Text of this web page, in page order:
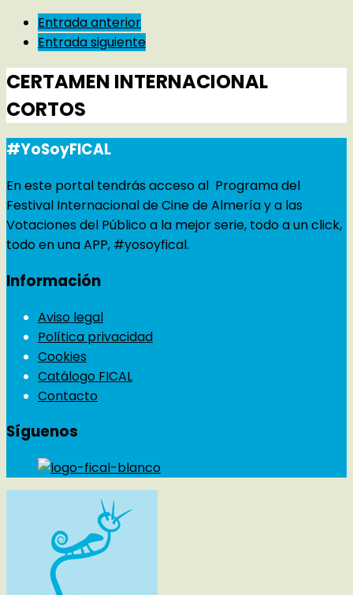
Entrada anterior
Entrada siguiente
CERTAMEN INTERNACIONAL
CORTOS
#YoSoyFICAL
En este portal tendrás acceso al Programa del
Festival Internacional de Cine de Almería y a las
Votaciones del Público a la mejor serie, todo a un click,
todo en una APP, #yosoyfical.
Información
Aviso legal
Política privacidad
Cookies
Catálogo FICAL
Contacto
Síguenos